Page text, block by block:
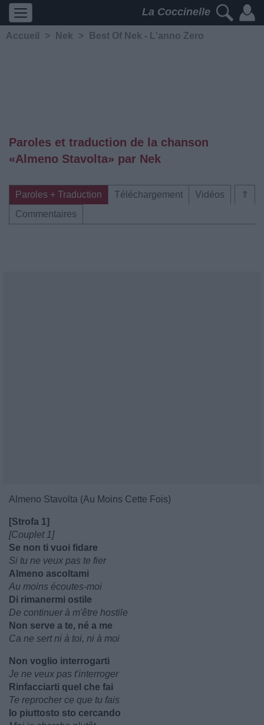
La Coccinelle
Accueil > Nek > Best Of Nek - L'anno Zero
Paroles et traduction de la chanson
«Almeno Stavolta» par Nek
⇑
Paroles + Traduction Téléchargement
Vidéos
Commentaires
Almeno Stavolta (Au Moins Cette Fois)
[Strofa 1]
[Couplet 1]
Se non ti vuoi fidare
Si tu ne veux pas te fier
Almeno ascoltami
Au moins écoutes-moi
Di rimanermi ostile
De continuer à m'être hostile
Non serve a te, né a me
Ca ne sert ni à toi, ni à moi
Non voglio interrogarti
Je ne veux pas t'interroger
Rinfacciarti quel che fai
Te reprocher ce que tu fais
Io piuttosto sto cercando